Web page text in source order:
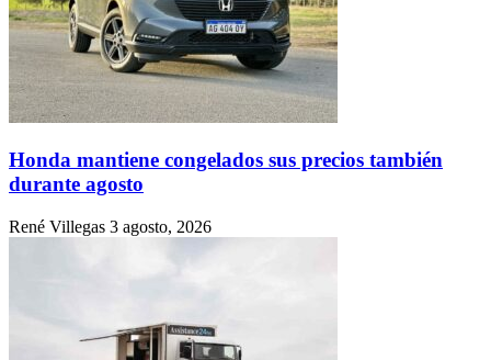
Honda mantiene congelados sus precios también
durante agosto
René Villegas 3 agosto, 2026